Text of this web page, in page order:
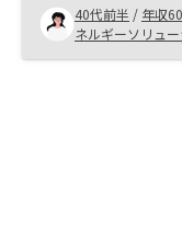
で、興味を持って
たいと思います。
合せにも迅速丁寧
40代前半 / 年収
ネルギーソリュ